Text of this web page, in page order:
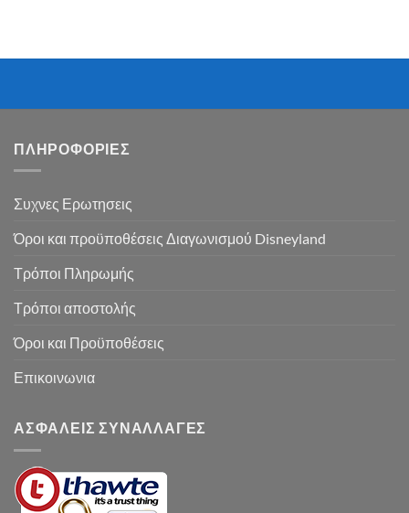
ΠΛΗΡΟΦΟΡΙΕΣ
Συχνες Ερωτησεις
Όροι και προϋποθέσεις Διαγωνισμού Disneyland
Τρόποι Πληρωμής
Τρόποι αποστολής
Όροι και Προϋποθέσεις
Επικοινωνια
ΑΣΦΑΛΕΙΣ ΣΥΝΑΛΛΑΓΕΣ